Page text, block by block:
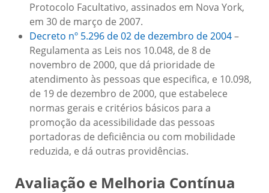
Protocolo Facultativo, assinados em Nova York,
em 30 de março de 2007.
Decreto nº 5.296 de 02 de dezembro de 2004–
Regulamenta as Leis nos 10.048, de 8 de
novembro de 2000, que dá prioridade de
atendimento às pessoas que especifica, e 10.098,
de 19 de dezembro de 2000, que estabelece
normas gerais e critérios básicos para a
promoção da acessibilidade das pessoas
portadoras de deficiência ou com mobilidade
reduzida, e dá outras providências.
Avaliação e Melhoria Contínua